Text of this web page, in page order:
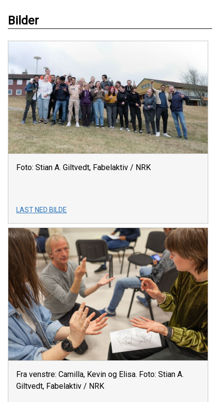
Bilder
Foto: Stian A. Giltvedt, Fabelaktiv / NRK
LAST NED BILDE
Fra venstre: Camilla, Kevin og Elisa. Foto: Stian A.
Giltvedt, Fabelaktiv / NRK